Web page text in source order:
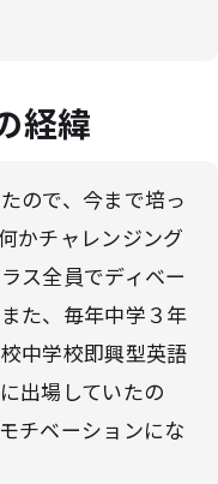
経緯
ので、今まで培っ
かチャレンジング
ス全員でディベー
た、毎年中学３年
中学校即興型英語
出場していたの
チベーションにな